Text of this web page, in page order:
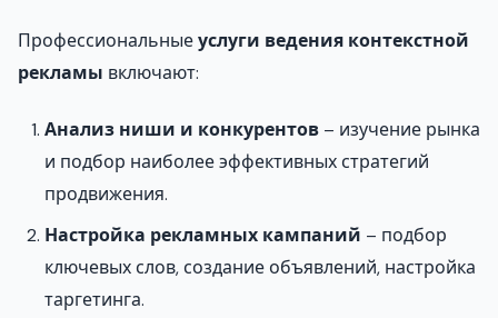
Профессиональныеуслуги ведения контекстной
рекламы включают:
Анализ ниши и конкурентов – изучение рынка
и подбор наиболее эффективных стратегий
продвижения.
Настройка рекламных кампаний – подбор
ключевых слов, создание объявлений, настройка
таргетинга.